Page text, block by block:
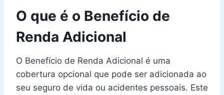
O que é o Benefício de
Renda Adicional
O Benefício de Renda Adicional é uma
cobertura opcional que pode ser adicionada ao
seu seguro de vida ou acidentes pessoais. Este